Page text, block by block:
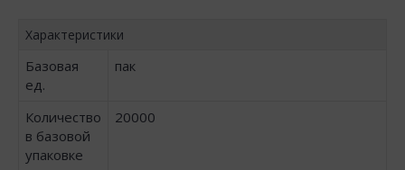
Характеристики
Базовая
ед.
пак
Количество
в базовой
упаковке
20000